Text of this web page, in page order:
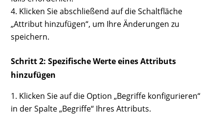
Klicken Sie abschließend auf die Schaltfläche
„Attribut hinzufügen“, um Ihre Änderungen zu
speichern.
Schritt 2: Spezifische Werte eines Attributs
hinzufügen
Klicken Sie auf die Option „Begriffe konfigurieren“
in der Spalte „Begriffe“ Ihres Attributs.